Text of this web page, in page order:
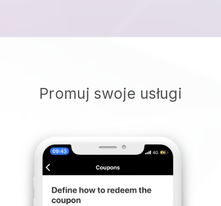
Promuj swoje usługi